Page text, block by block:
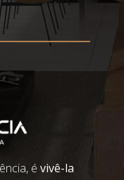
é vivê-la